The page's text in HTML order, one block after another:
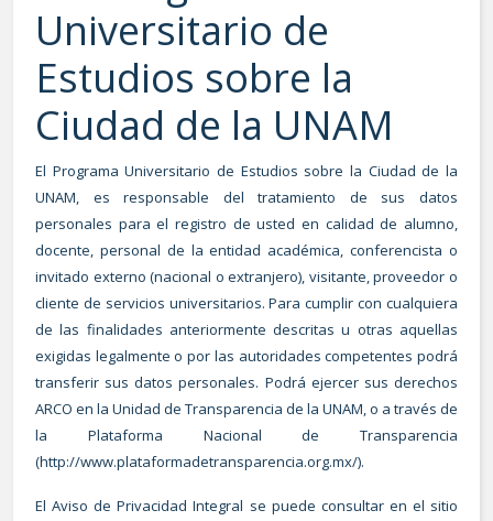
Universitario de
Estudios sobre la
Ciudad de la UNAM
El Programa Universitario de Estudios sobre la Ciudad de la
UNAM, es responsable del tratamiento de sus datos
personales para el registro de usted en calidad de alumno,
docente, personal de la entidad académica, conferencista o
invitado externo (nacional o extranjero), visitante, proveedor o
cliente de servicios universitarios. Para cumplir con cualquiera
de las finalidades anteriormente descritas u otras aquellas
exigidas legalmente o por las autoridades competentes podrá
transferir sus datos personales. Podrá ejercer sus derechos
ARCO en la Unidad de Transparencia de la UNAM, o a través de
la Plataforma Nacional de Transparencia
(http://www.plataformadetransparencia.org.mx/).
El Aviso de Privacidad Integral se puede consultar en el sitio